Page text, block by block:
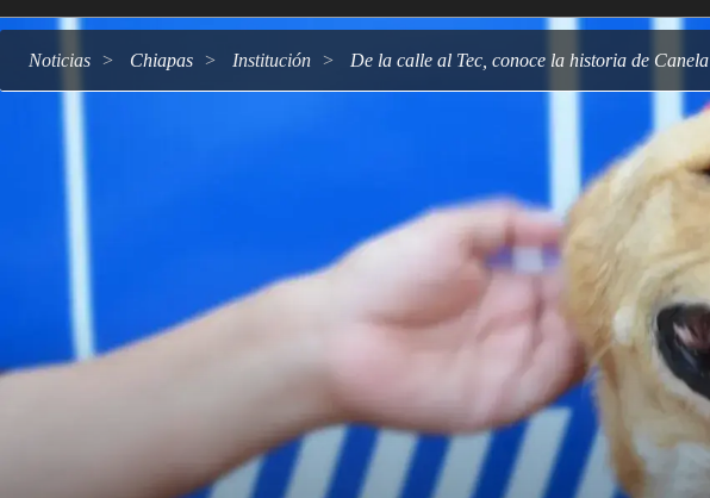
Noticias Chiapas Institución De la calle al Tec, conoce la historia de Canela